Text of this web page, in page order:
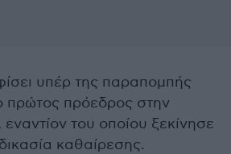
υπέρ της παραπομπής
πρώτος πρόεδρος στην
του οποίου ξεκίνησε
καθαίρεσης.